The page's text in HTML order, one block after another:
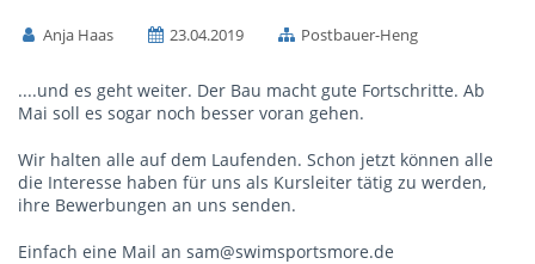
Anja Haas 23.04.2019 Postbauer-Heng
....und es geht weiter. Der Bau macht gute Fortschritte. Ab
Mai soll es sogar noch besser voran gehen.
Wir halten alle auf dem Laufenden. Schon jetzt können alle
die Interesse haben für uns als Kursleiter tätig zu werden,
ihre Bewerbungen an uns senden.
Einfach eine Mail an sam@swimsportsmore.de